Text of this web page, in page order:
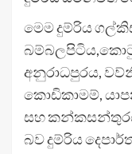
මෙම දුම්රිය
අනුරාධපුරය,
කොඩිකාමම්,
සහ
බව දුම්රිය